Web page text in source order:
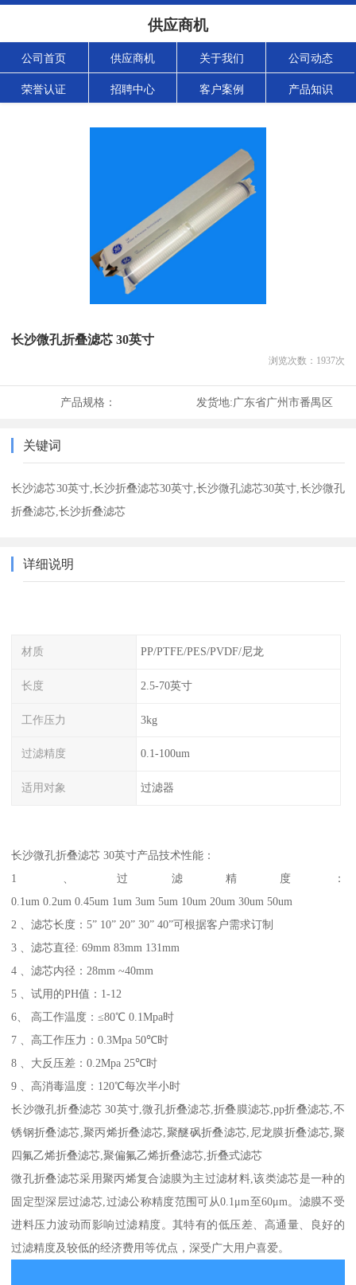
供应商机
公司首页 供应商机 关于我们 公司动态
荣誉认证 招聘中心 客户案例 产品知识
长沙微孔折叠滤芯 30英寸
浏览次数： 1937次
产品规格： 发货地:广东省广州市番禺区
关键词
长沙滤芯30英寸,长沙折叠滤芯30英寸,长沙微孔滤芯30英寸,长沙微孔
折叠滤芯,长沙折叠滤芯
详细说明
材质 PP/PTFE/PES/PVDF/尼龙
长度 2.5-70英寸
工作压力 3kg
过滤精度 0.1-100um
适用对象 过滤器
长沙微孔折叠滤芯 30英寸产品技术性能：
1 、过滤精度：
0.1um 0.2um 0.45um 1um 3um 5um 10um 20um 30um 50um
2 、滤芯长度：5” 10” 20” 30” 40”可根据客户需求订制
3 、滤芯直径: 69mm 83mm 131mm
4 、滤芯内径：28mm ~40mm
5 、试用的PH值：1-12
6、 高工作温度：≤80℃ 0.1Mpa时
7 、高工作压力：0.3Mpa 50℃时
8 、大反压差：0.2Mpa 25℃时
9 、高消毒温度：120℃每次半小时
长沙微孔折叠滤芯 30英寸 ,微孔折叠滤芯,折叠膜滤芯,pp折叠滤芯,不
锈钢折叠滤芯,聚丙烯折叠滤芯,聚醚砜折叠滤芯,尼龙膜折叠滤芯,聚
四氟乙烯折叠滤芯,聚偏氟乙烯折叠滤芯,折叠式滤芯
微孔折叠滤芯采用聚丙烯复合滤膜为主过滤材料,该类滤芯是一种的
固定型深层过滤芯,过滤公称精度范围可从0.1μm至60μm。滤膜不受
进料压力波动而影响过滤精度。其特有的低压差、高通量、良好的
过滤精度及较低的经济费用等优点，深受广大用户喜爱。